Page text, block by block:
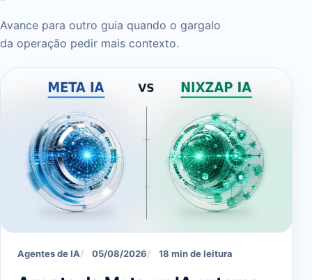
Avance para outro guia quando o gargalo
da operação pedir mais contexto.
Agentes de IA 05/08/2026 18 min de leitura